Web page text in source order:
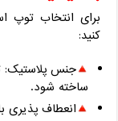
برای انتخاب توپ
کنید:
جنس پلاستیک:
ساخته شود.
انعطاف ‌پذیری